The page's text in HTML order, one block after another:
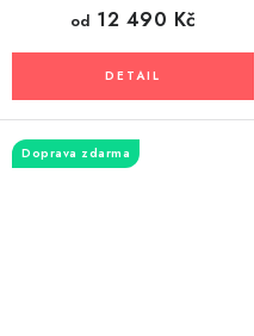
od 12 490 Kč
Doprava zdarma